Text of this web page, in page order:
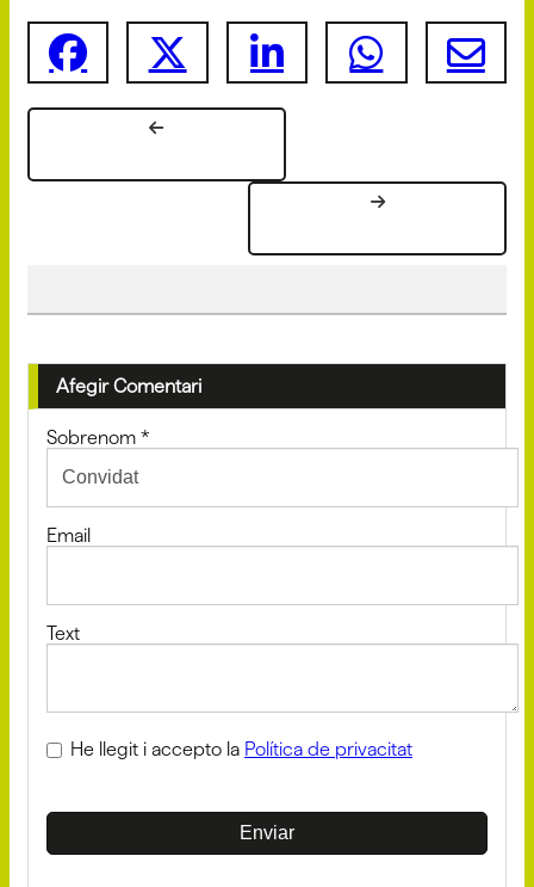
Afegir Comentari
Sobrenom *
Email
Text
He llegit i accepto la Política de privacitat
Enviar